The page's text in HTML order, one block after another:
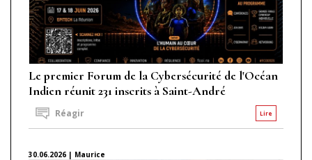
Le premier Forum de la Cybersécurité de l'Océan
Indien réunit 231 inscrits à Saint-André
Lire
Réagir
30.06.2026 | Maurice